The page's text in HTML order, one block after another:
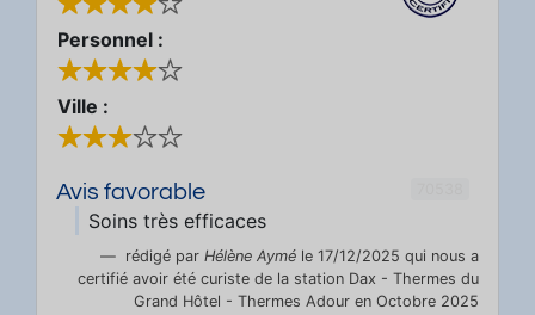
Personnel :
Ville :
Avis favorable
Soins très efficaces
rédigé par Hélène Aymé le 17/12/2025 qui nous a
certifié avoir été curiste de la station Dax - Thermes du
Grand Hôtel - Thermes Adour en Octobre 2025